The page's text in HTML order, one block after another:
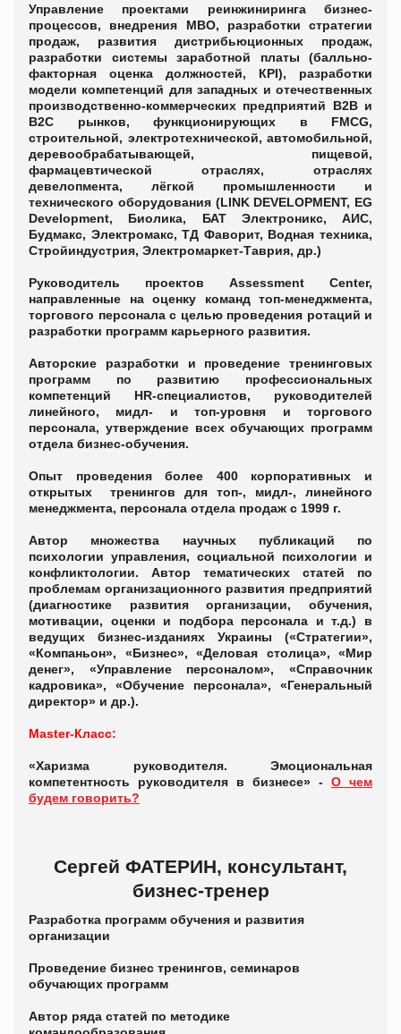
Управление проектами реинжиниринга бизнес-
процессов, внедрения MBO, разработки стратегии
продаж, развития дистрибьюционных продаж,
разработки системы заработной платы (балльно-
факторная оценка должностей, КРI), разработки
модели компетенций для западных и отечественных
производственно-коммерческих предприятий B2B и
B2C рынков, функционирующих в FMCG,
строительной, электротехнической, автомобильной,
деревообрабатывающей, пищевой,
фармацевтической отраслях, отраслях
девелопмента, лёгкой промышленности и
технического оборудования (LINK DEVELOPMENT, EG
Development, Биолика, БАТ Электроникс, АИС,
Будмакс, Электромакс, ТД Фаворит, Водная техника,
Стройиндустрия, Электромаркет-Таврия, др.)
Руководитель проектов Assessment Center,
направленные на оценку команд топ-менеджмента,
торгового персонала с целью проведения ротаций и
разработки программ карьерного развития.
Авторские разработки и проведение тренинговых
программ по развитию профессиональных
компетенций HR-специалистов, руководителей
линейного, мидл- и топ-уровня и торгового
персонала, утверждение всех обучающих программ
отдела бизнес-обучения.
Опыт проведения более 400 корпоративных и
открытых тренингов для топ-, мидл-, линейного
менеджмента, персонала отдела продаж с 1999 г.
Автор множества научных публикаций по
психологии управления, социальной психологии и
конфликтологии. Автор тематических статей по
проблемам организационного развития предприятий
(диагностике развития организации, обучения,
мотивации, оценки и подбора персонала и т.д.) в
ведущих бизнес-изданиях Украины («Стратегии»,
«Компаньон», «Бизнес», «Деловая столица», «Мир
денег», «Управление персоналом», «Справочник
кадровика», «Обучение персонала», «Генеральный
директор» и др.).
Master-Класс:
«Харизма руководителя. Эмоциональная
компетентность руководителя в бизнесе» - О чем
будем говорить?
Сергей ФАТЕРИН, консультант,
бизнес-тренер
Разработка программ обучения и развития
организации
Проведение бизнес тренингов, семинаров
обучающих программ
Автор ряда статей по методике